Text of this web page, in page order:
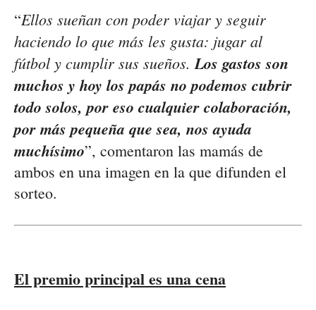
“Ellos sueñan con poder viajar y seguir
haciendo lo que más les gusta: jugar al
fútbol y cumplir sus sueños.Los gastos son
muchos y hoy los papás no podemos cubrir
todo solos, por eso cualquier colaboración,
por más pequeña que sea, nos ayuda
muchísimo”, comentaron las mamás de
ambos en una imagen en la que difunden el
sorteo.
El premio principal es una cena